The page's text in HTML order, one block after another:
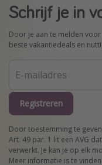
Schrijf je in
Door je aan te melden
beste vakantiedeals en
Registreren
Door toestemming te
Art. 49 par. 1 lit een AVG
verwerkt. Je kan je op elk
Meer informatie is te